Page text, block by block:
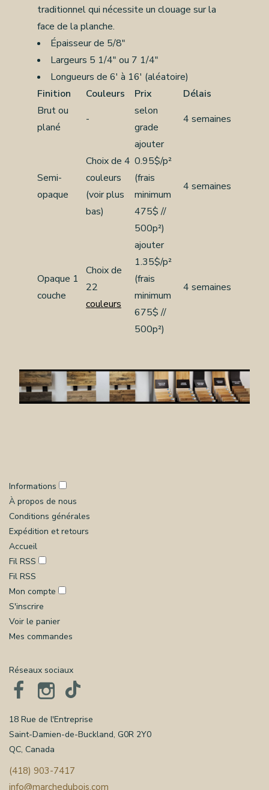
traditionnel qui nécessite un clouage sur la
face de la planche.
Épaisseur de 5/8"
Largeurs 5 1/4" ou 7 1/4"
Longueurs de 6' à 16' (aléatoire)
Finition
Couleurs Prix
Délais
Brut ou
plané
-
selon
grade
4 semaines
Semi-
opaque
Choix de 4
couleurs
(voir plus
bas)
ajouter
0.95$/p²
(frais
minimum
475$ //
500p²)
4 semaines
Opaque 1
couche
Choix de
22
couleurs
ajouter
1.35$/p²
(frais
minimum
675$ //
500p²)
4 semaines
Informations
À propos de nous
Conditions générales
Expédition et retours
Accueil
Fil RSS
Fil RSS
Mon compte
S'inscrire
Voir le panier
Mes commandes
Réseaux sociaux
18 Rue de l'Entreprise
Saint-Damien-de-Buckland, G0R 2Y0
QC, Canada
(418) 903-7417
info@marchedubois.com